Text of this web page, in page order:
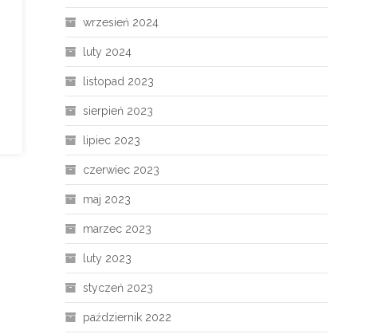
wrzesień 2024
luty 2024
listopad 2023
sierpień 2023
lipiec 2023
czerwiec 2023
maj 2023
marzec 2023
luty 2023
styczeń 2023
październik 2022